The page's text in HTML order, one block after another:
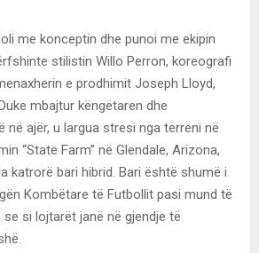
me konceptin dhe punoi me ekipin
stilistin Willo Perron, koreografi
e prodhimit Joseph Lloyd,
mbajtur këngëtaren dhe
në ajër, u largua stresi nga terreni në
“State Farm” në Glendale, Arizona,
katrorë bari hibrid. Bari është shumë i
Kombëtare të Futbollit pasi mund të
si lojtarët janë në gjendje të